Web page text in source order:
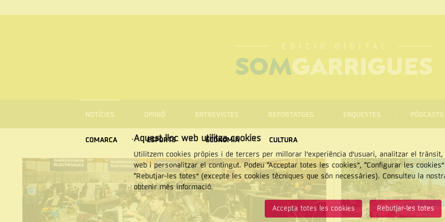
NOTÍCIES
COMARCA ESPORTS ECONOMIA CULTURA
OPINIÓ ENTREVISTES REPORTATGES ENQUESTES PÒDCASTS
CERCAR
Aquest lloc web utilitza cookies
Utilitzem cookies pròpies i de tercers per millorar l’experiència d’usuari, analitzar el
web i personalitzar el contingut. Podeu “Acceptar totes les cookies”, “Configurar les
“Rebutjar-les totes” (excepte les cookies tècniques que són necessàries). Consulteu la
obtenir més informació.
Accepta totes les cookies Rebutjar-les totes